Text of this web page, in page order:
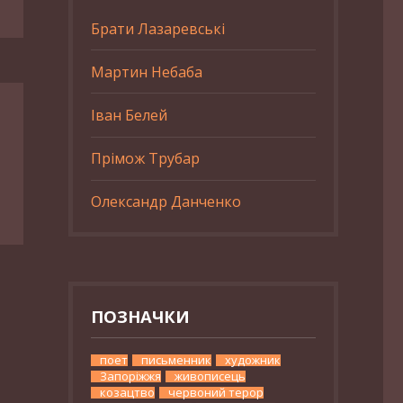
Брати Лазаревські
Мартин Небаба
Іван Белей
Прімож Трубар
Олександр Данченко
ПОЗНАЧКИ
поет письменник
художник
Запоріжжя
живописець
козацтво
червоний терор